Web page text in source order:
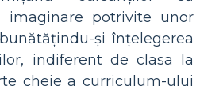
imaginare potrivite unor
și înțelegerea
indiferent de clasa la
cheie a curriculum-ului